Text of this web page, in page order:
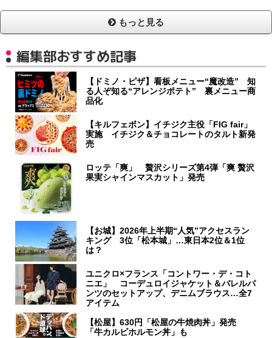
もっと見る
編集部おすすめ記事
【ドミノ・ピザ】看板メニュー“魔改造” 知
る人ぞ知る“アレンジポテト” 裏メニュー商
品化
【キルフェボン】イチジク主役「FIG fair」
実施 イチジク＆チョコレートのタルト新発
売
ロッテ「爽」 贅沢シリーズ第4弾「爽 贅沢
果実シャインマスカット」発売
【お城】2026年上半期“人気”アクセスラン
キング 3位「松本城」…東日本2位＆1位
は？
ユニクロ×フランス「コントワー・デ・コト
ニエ」 コーデュロイジャケット＆バレルパ
ンツのセットアップ、デニムブラウス…全7
アイテム
【松屋】630円「松屋の牛焼肉丼」発売
「牛カルビホルモン丼」も